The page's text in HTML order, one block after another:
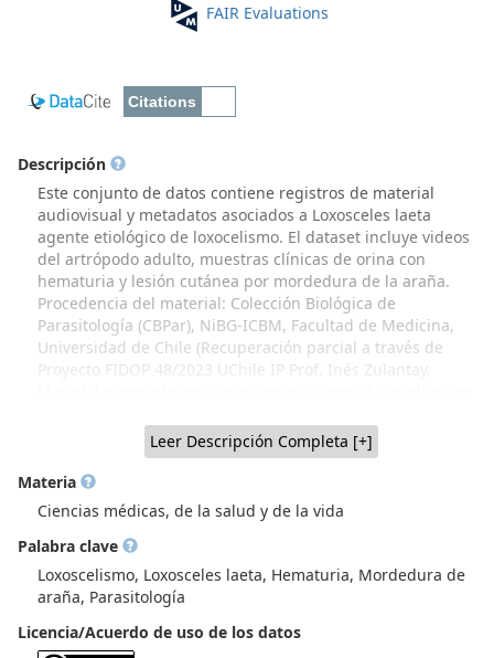
FAIR Evaluations
Descripción
Este conjunto de datos contiene registros de material
audiovisual y metadatos asociados a Loxosceles laeta
agente etiológico de loxocelismo. El dataset incluye videos
del artrópodo adulto, muestras clínicas de orina con
hematuria y lesión cutánea por mordedura de la araña.
Procedencia del material: Colección Biológica de
Parasitología (CBPar), NiBG-ICBM, Facultad de Medicina,
Universidad de Chile (Recuperación parcial a través de
Proyecto FIDOP 48/2023 UChile IP Prof. Inés Zulantay.
colaboradores y, material procedente de Sede Sur, Dr.
Werner Apt y colaboradores, que incluye donaciones de
parasitólogos extranjeros). El fragmento de video de
ejemplar adulto de Loxosceles laeta vivo, capturado en
vivienda urbana de la ciudad de Ovalle, fue cedido por Ana
Zulantay y, el fragmento de video en que se observan
muestras de orina seriada, correspondiente a caso clínico
de loxoscelismo cutáneo-visceral, fue cedido por el Dr.
Werner Apt (Unidad de Parasitología, Sede Sur Facultad de
Medicina). Las imágenes del caso de loxoscelismo cutáneo
Leer Descripción Completa [+]
Materia
Ciencias médicas, de la salud y de la vida
Palabra clave
Loxoscelismo, Loxosceles laeta, Hematuria, Mordedura de
araña, Parasitología
Licencia/Acuerdo de uso de los datos